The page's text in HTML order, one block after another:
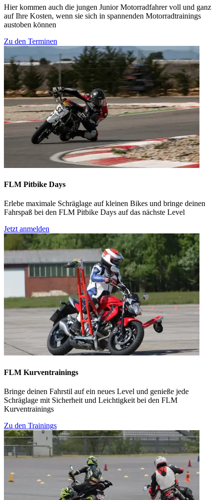
Hier kommen auch die jungen Junior Motorradfahrer voll und ganz
auf Ihre Kosten, wenn sie sich in spannenden Motorradtrainings
austoben können
Zu den Terminen
FLM Pitbike Days
Erlebe maximale Schräglage auf kleinen Bikes und bringe deinen
Fahrspaß bei den FLM Pitbike Days auf das nächste Level
Jetzt anmelden
FLM Kurventrainings
Bringe deinen Fahrstil auf ein neues Level und genieße jede
Schräglage mit Sicherheit und Leichtigkeit bei den FLM
Kurventrainings
Zu den Trainings